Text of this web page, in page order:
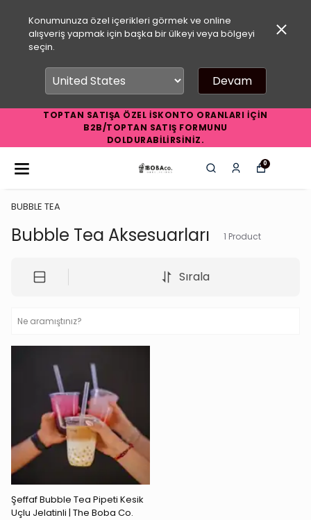
Konumunuza özel içerikleri görmek ve online
alışveriş yapmak için başka bir ülkeyi veya bölgeyi
seçin.
Devam
TOPTAN SATIŞA ÖZEL İSKONTO ORANLARI İÇİN
B2B/TOPTAN SATIŞ FORMUNU
DOLDURABİLİRSİNİZ.
0
BUBBLE TEA
Bubble Tea Aksesuarları 1 Product
Sırala
Şeffaf Bubble Tea Pipeti Kesik
Uçlu Jelatinli | The Boba Co.